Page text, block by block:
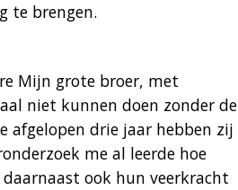
te brengen.
Mijn grote broer, met
niet kunnen doen zonder de
afgelopen drie jaar hebben zij
me al leerde hoe
ook hun veerkracht